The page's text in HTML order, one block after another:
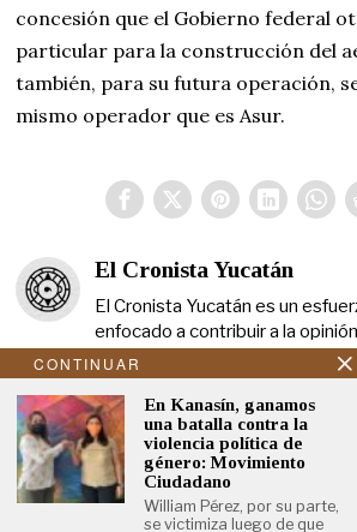
concesión que el Gobierno federal
particular para la construcción del
también, para su futura operación,
mismo operador que es Asur.
El Cronista Yucatán
El Cronista Yucatán es un
enfocado a contribuir a la
que atañen a la política y a la
CONTINUAR
En Kanasín, ganamos
una batalla contra la
violencia política de
género: Movimiento
Ciudadano
William Pérez, por su parte,
se victimiza luego de que